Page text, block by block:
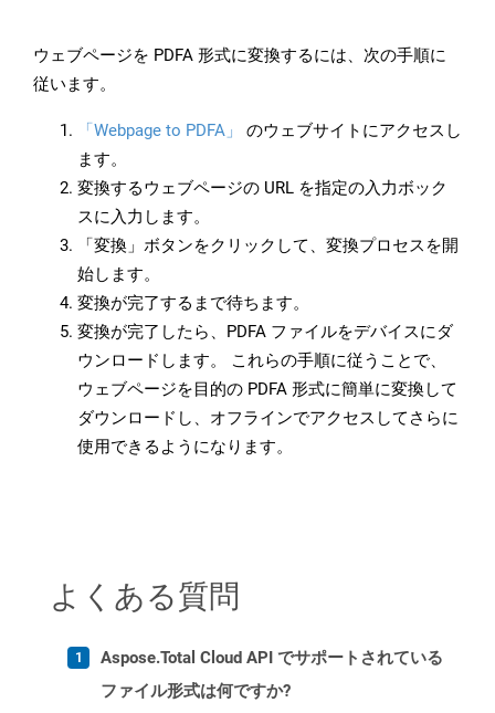
ウェブページを PDFA 形式に変換するには、次の手順に
従います。
「Webpage to PDFA」
のウェブサイトにアクセスし
ます。
変換するウェブページの URL を指定の入力ボック
スに入力します。
「変換」ボタンをクリックして、変換プロセスを開
始します。
変換が完了するまで待ちます。
変換が完了したら、PDFA ファイルをデバイスにダ
ウンロードします。 これらの手順に従うことで、
ウェブページを目的の PDFA 形式に簡単に変換して
ダウンロードし、オフラインでアクセスしてさらに
使用できるようになります。
よくある質問
Aspose.Total Cloud API でサポートされている
ファイル形式は何ですか?